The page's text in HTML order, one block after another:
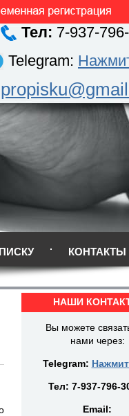
Тел: 7-937-
Telegram:
КОНТАКТЫ
НАШИ
Вы можете
нами через:
Telegram:
Тел: 7-937-796-
Email: